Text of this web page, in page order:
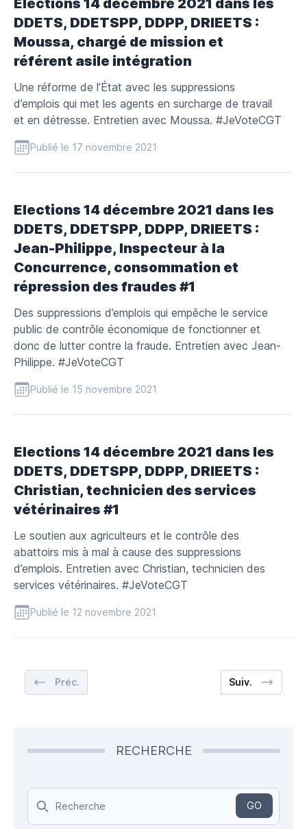
Elections 14 décembre 2021 dans les
DDETS, DDETSPP, DDPP, DRIEETS :
Moussa, chargé de mission et
référent asile intégration
Une réforme de l’État avec les suppressions
d’emplois qui met les agents en surcharge de travail
et en détresse. Entretien avec Moussa. #JeVoteCGT
Publié le 17 novembre 2021
Elections 14 décembre 2021 dans les
DDETS, DDETSPP, DDPP, DRIEETS :
Jean-Philippe, Inspecteur à la
Concurrence, consommation et
répression des fraudes #1
Des suppressions d’emplois qui empêche le service
public de contrôle économique de fonctionner et
donc de lutter contre la fraude. Entretien avec Jean-
Philippe. #JeVoteCGT
Publié le 15 novembre 2021
Elections 14 décembre 2021 dans les
DDETS, DDETSPP, DDPP, DRIEETS :
Christian, technicien des services
vétérinaires #1
Le soutien aux agriculteurs et le contrôle des
abattoirs mis à mal à cause des suppressions
d’emplois. Entretien avec Christian, technicien des
services vétérinaires. #JeVoteCGT
Publié le 12 novembre 2021
Préc. Suiv.
RECHERCHE
Search
GO